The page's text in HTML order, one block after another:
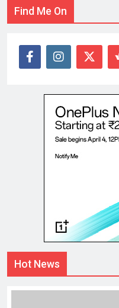
Find Me On
Hot News